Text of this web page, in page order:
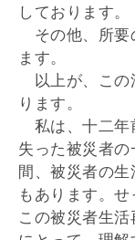
しております。
その他、所要
ます。
以上が、この
ります。
私は、十二年
失った被災者
間、被災者の
もあります。
この被災者生